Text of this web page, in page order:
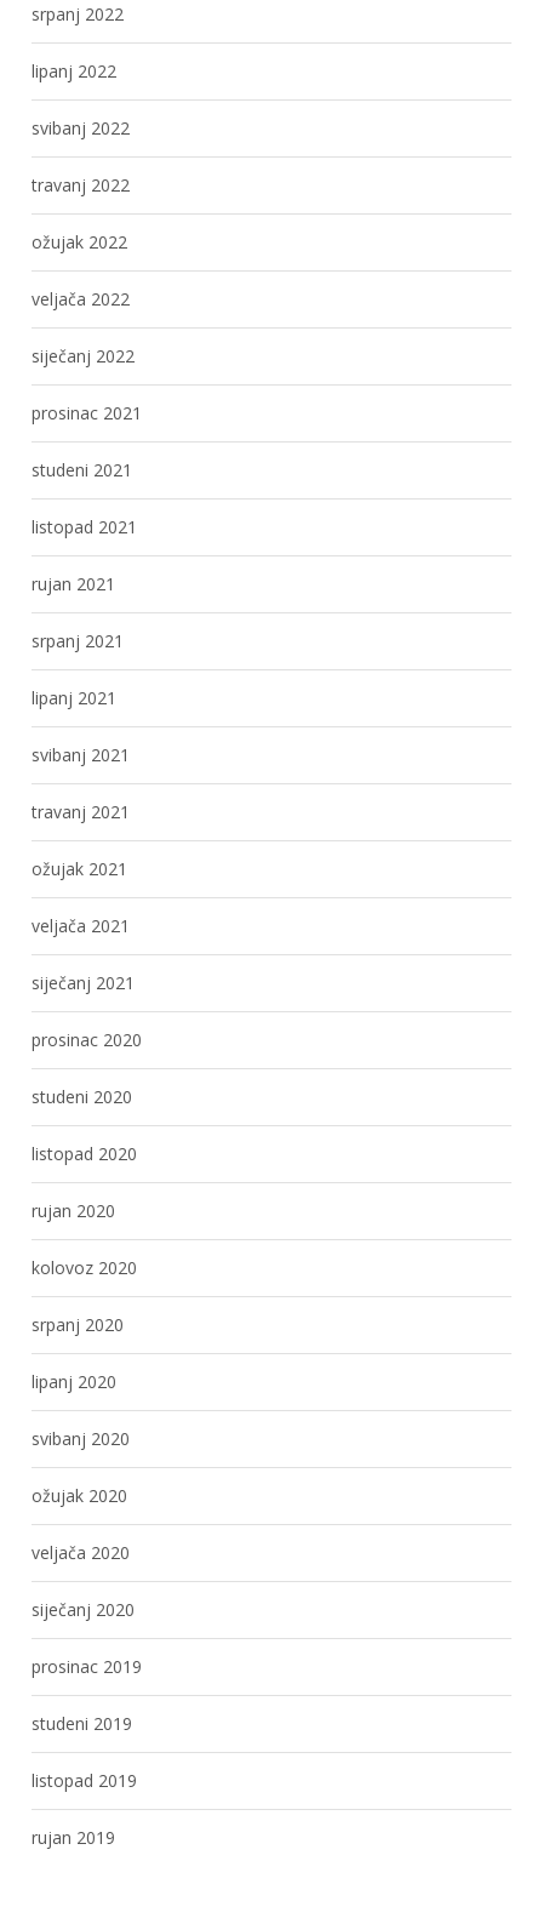
srpanj 2022
lipanj 2022
svibanj 2022
travanj 2022
ožujak 2022
veljača 2022
siječanj 2022
prosinac 2021
studeni 2021
listopad 2021
rujan 2021
srpanj 2021
lipanj 2021
svibanj 2021
travanj 2021
ožujak 2021
veljača 2021
siječanj 2021
prosinac 2020
studeni 2020
listopad 2020
rujan 2020
kolovoz 2020
srpanj 2020
lipanj 2020
svibanj 2020
ožujak 2020
veljača 2020
siječanj 2020
prosinac 2019
studeni 2019
listopad 2019
rujan 2019